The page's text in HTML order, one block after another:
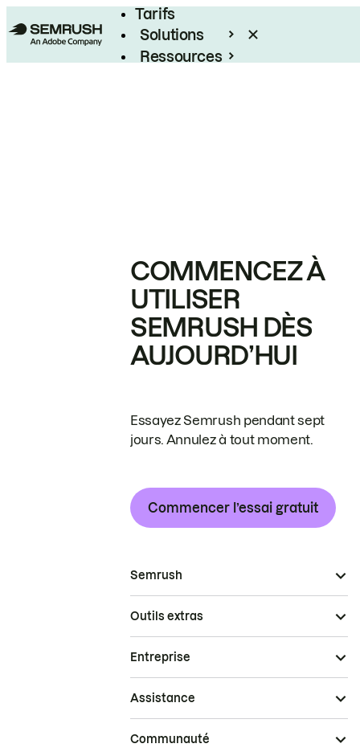
Tarifs
Solutions
Ressources
COMMENCEZ À
UTILISER
SEMRUSH DÈS
AUJOURD’HUI
Essayez Semrush pendant sept
jours. Annulez à tout moment.
Commencer l’essai gratuit
Semrush
Outils extras
Entreprise
Assistance
Communauté